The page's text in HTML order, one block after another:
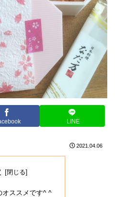
LINE
2021.04.06
オススメです^ ^